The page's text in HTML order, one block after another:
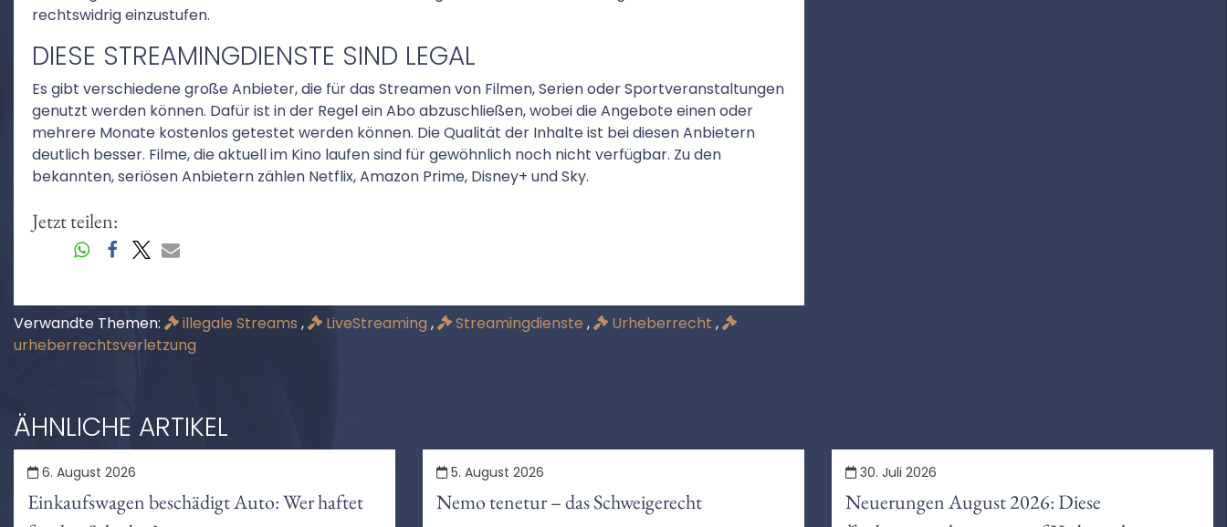
rechtswidrig einzustufen.
DIESE STREAMINGDIENSTE SIND LEGAL
Es gibt verschiedene große Anbieter, die für das Streamen von Filmen, Serien oder Sportveranstaltungen
genutzt werden können. Dafür ist in der Regel ein Abo abzuschließen, wobei die Angebote einen oder
mehrere Monate kostenlos getestet werden können. Die Qualität der Inhalte ist bei diesen Anbietern
deutlich besser. Filme, die aktuell im Kino laufen sind für gewöhnlich noch nicht verfügbar. Zu den
bekannten, seriösen Anbietern zählen Netflix, Amazon Prime, Disney+ und Sky.
Jetzt teilen:
Verwandte Themen: illegale Streams , LiveStreaming , Streamingdienste , Urheberrecht ,
urheberrechtsverletzung
ÄHNLICHE ARTIKEL
6. August 2026
Einkaufswagen beschädigt Auto: Wer haftet
5. August 2026
Nemo tenetur – das Schweigerecht
30. Juli 2026
Neuerungen August 2026: Diese